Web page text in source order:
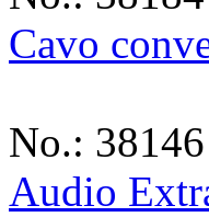
Cavo
No.: 38146
Audio